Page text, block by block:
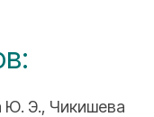
Ю. Э., Чикишева